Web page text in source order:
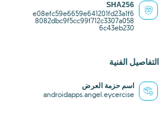
SHA256
e08efc59e6659e641201fd23a1f6
8082dbc9f5cc99f712c3307a058
6c43eb230
التفاصيل الفنية
اسم حزمة العرض
androidapps.angel.eycercise